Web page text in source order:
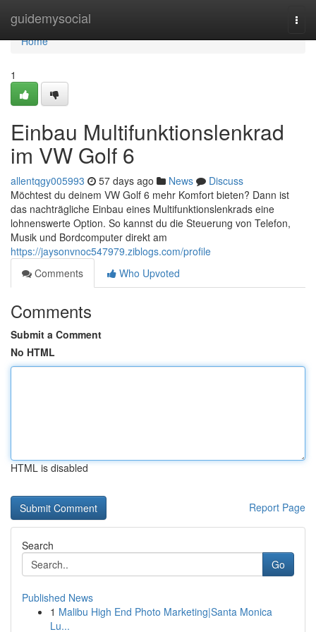
guidemysocial
Home
Home
1
Einbau Multifunktionslenkrad
im VW Golf 6
allentqgy005993 57 days ago News
Discuss
Möchtest du deinem VW Golf 6 mehr Komfort bieten? Dann ist
das nachträgliche Einbau eines Multifunktionslenkrads eine
lohnenswerte Option. So kannst du die Steuerung von Telefon,
Musik und Bordcomputer direkt am
https://jaysonvnoc547979.ziblogs.com/profile
Comments
Who Upvoted
Comments
Submit a Comment
No HTML
HTML is disabled
Report Page
Search
Go
Published News
1 Malibu High End Photo Marketing|Santa Monica
Lu...